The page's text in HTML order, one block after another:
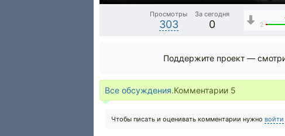
Просмотры
303
За сегодня
0 2
Поддержите проект —
Все обсуждения.Комментарии 5
Чтобы писать и оценивать комментарии нужно войти